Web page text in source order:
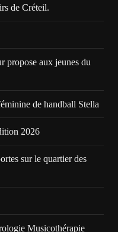
de Créteil.
propose aux jeunes du
de handball Stella
2026
sur le quartier des
Musicothérapie